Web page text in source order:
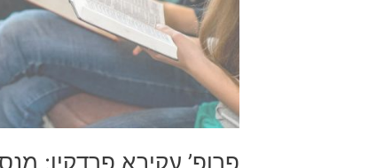
פרופ’ עקיבא פרדקין:
ממנה
–
מתבנית
לרעיונות
ועד
לבדיקת
ומהימנות